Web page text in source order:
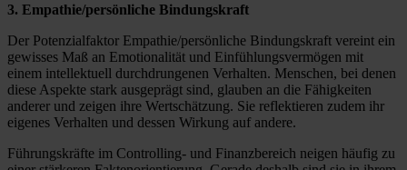
3. Empathie/persönliche Bindungskraft
Der Potenzialfaktor Empathie/persönliche Bindungskraft vereint ein
gewisses Maß an Emotionalität und Einfühlungsvermögen mit
einem intellektuell durchdrungenen Verhalten. Menschen, bei denen
diese Aspekte stark ausgeprägt sind, glauben an die Fähigkeiten
anderer und zeigen ihre Wertschätzung. Sie reflektieren zudem ihr
eigenes Verhalten und dessen Wirkung auf andere.
Führungskräfte im Controlling- und Finanzbereich neigen häufig zu